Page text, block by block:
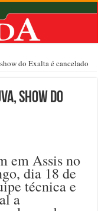
do Exalta é cancelado
show do
em Assis no
dia 18 de
técnica e
a